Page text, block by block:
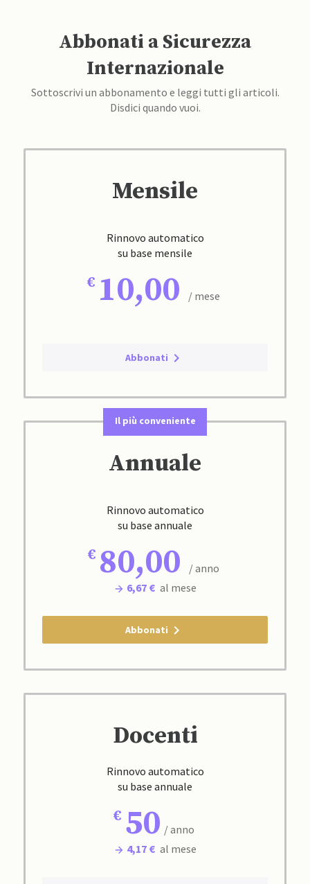
Abbonati a Sicurezza
Internazionale
Sottoscrivi un abbonamento e leggi tutti gli articoli.
Disdici quando vuoi.
Mensile
Rinnovo automatico
su base mensile
10,00 / mese
Abbonati
Il più conveniente
Annuale
Rinnovo automatico
su base annuale
80,00
/ anno
6,67 € al mese
Abbonati
Docenti
Rinnovo automatico
su base annuale
50 / anno
4,17 € al mese